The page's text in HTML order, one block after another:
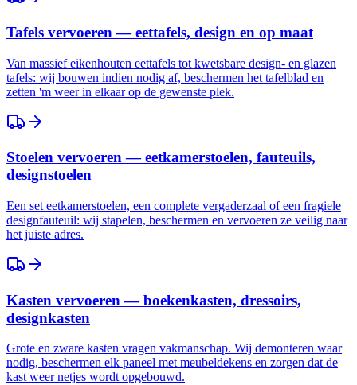
Tafels vervoeren — eettafels, design en op maat
Van massief eikenhouten eettafels tot kwetsbare design- en glazen
tafels: wij bouwen indien nodig af, beschermen het tafelblad en
zetten 'm weer in elkaar op de gewenste plek.
Stoelen vervoeren — eetkamerstoelen, fauteuils,
designstoelen
Een set eetkamerstoelen, een complete vergaderzaal of een fragiele
designfauteuil: wij stapelen, beschermen en vervoeren ze veilig naar
het juiste adres.
Kasten vervoeren — boekenkasten, dressoirs,
designkasten
Grote en zware kasten vragen vakmanschap. Wij demonteren waar
nodig, beschermen elk paneel met meubeldekens en zorgen dat de
kast weer netjes wordt opgebouwd.